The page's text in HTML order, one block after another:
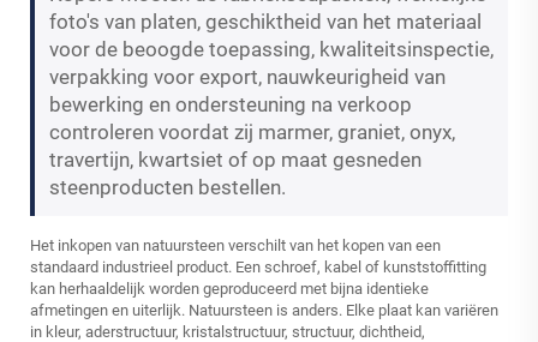
foto's van platen, geschiktheid van het materiaal
voor de beoogde toepassing, kwaliteitsinspectie,
verpakking voor export, nauwkeurigheid van
bewerking en ondersteuning na verkoop
controleren voordat zij marmer, graniet, onyx,
travertijn, kwartsiet of op maat gesneden
steenproducten bestellen.
Het inkopen van natuursteen verschilt van het kopen van een
standaard industrieel product. Een schroef, kabel of kunststoffitting
kan herhaaldelijk worden geproduceerd met bijna identieke
afmetingen en uiterlijk. Natuursteen is anders. Elke plaat kan variëren
in kleur, aderstructuur, kristalstructuur, structuur, dichtheid,